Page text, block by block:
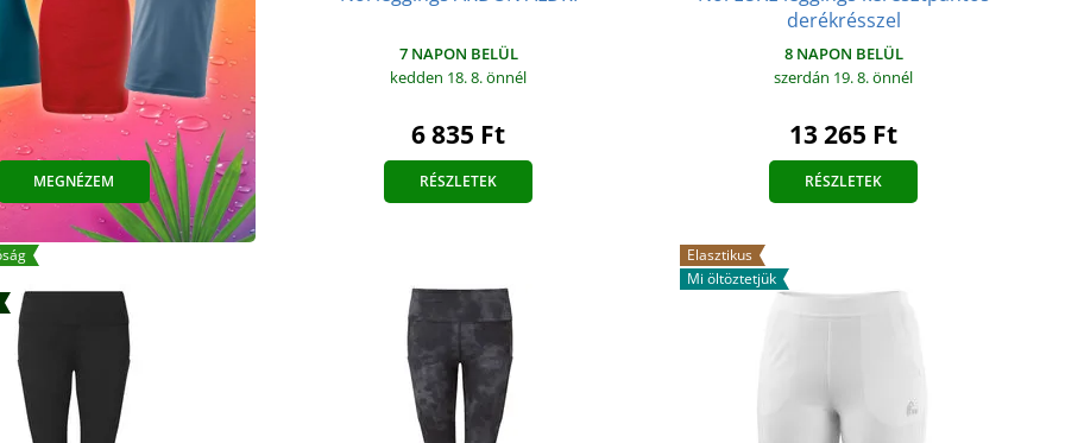
MEGNÉZEM
7 NAPON BELÜL
kedden 18. 8.önnél
6 835 Ft
RÉSZLETEK
derékrésszel
8 NAPON BELÜL
szerdán 19. 8.önnél
13 265 Ft
RÉSZLETEK
Elasztikus
Mi öltöztetjük